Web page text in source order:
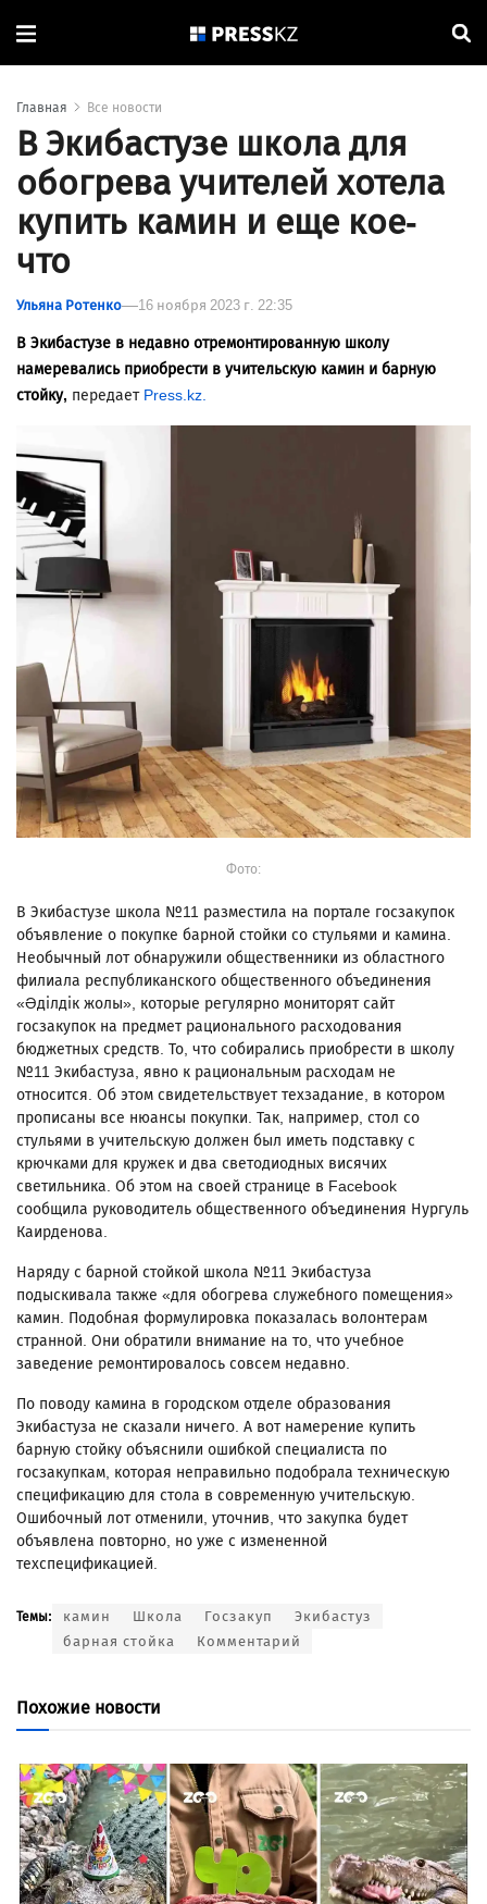
Главная Все новости
В Экибастузе школа для
обогрева учителей хотела
купить камин и еще кое-
что
Ульяна Ротенко 16 ноября 2023 г. 22:35
В Экибастузе в недавно отремонтированную школу
намеревались приобрести в учительскую камин и барную
стойку, передает Press.kz.
Фото:
В Экибастузе школа №11 разместила на портале госзакупок
объявление о покупке барной стойки со стульями и камина.
Необычный лот обнаружили общественники из областного
филиала республиканского общественного объединения
«Әділдік жолы», которые регулярно мониторят сайт
госзакупок на предмет рационального расходования
бюджетных средств. То, что собирались приобрести в школу
№11 Экибастуза, явно к рациональным расходам не
относится. Об этом свидетельствует техзадание, в котором
прописаны все нюансы покупки. Так, например, стол со
стульями в учительскую должен был иметь подставку с
крючками для кружек и два светодиодных висячих
светильника. Об этом на своей странице в Facebook
сообщила руководитель общественного объединения Нургуль
Каирденова.
Наряду с барной стойкой школа №11 Экибастуза
подыскивала также «для обогрева служебного помещения»
камин. Подобная формулировка показалась волонтерам
странной. Они обратили внимание на то, что учебное
заведение ремонтировалось совсем недавно.
По поводу камина в городском отделе образования
Экибастуза не сказали ничего. А вот намерение купить
барную стойку объяснили ошибкой специалиста по
госзакупкам, которая неправильно подобрала техническую
спецификацию для стола в современную учительскую.
Ошибочный лот отменили, уточнив, что закупка будет
объявлена повторно, но уже с измененной
техспецификацией.
Темы: камин Школа Госзакуп
Экибастуз
барная стойка
Комментарий
Похожие новости